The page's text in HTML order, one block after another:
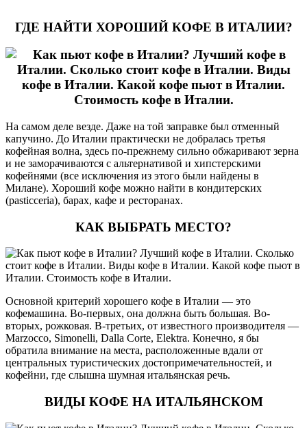
ГДЕ НАЙТИ ХОРОШИЙ КОФЕ В ИТАЛИИ?
На самом деле везде. Даже на той заправке был отменный
капучино. До Италии практически не добралась третья
кофейная волна, здесь по-прежнему сильно обжаривают зерна
и не заморачиваются с альтернативой и хипстерскими
кофейнями (все исключения из этого были найдены в
Милане). Хороший кофе можно найти в кондитерских
(pasticceria), барах, кафе и ресторанах.
КАК ВЫБРАТЬ МЕСТО?
Основной критерий хорошего кофе в Италии — это
кофемашина. Во-первых, она должна быть большая. Во-
вторых, рожковая. В-третьих, от известного производителя —
Marzocco, Simonelli, Dalla Corte, Elektra. Конечно, я бы
обратила внимание на места, расположенные вдали от
центральных туристических достопримечательностей, и
кофейни, где слышна шумная итальянская речь.
ВИДЫ КОФЕ НА ИТАЛЬЯНСКОМ